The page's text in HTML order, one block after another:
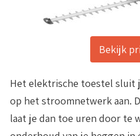
Bekijk
Het elektrische toestel sluit
op het stroomnetwerk aan.
laat je dan toe uren door te